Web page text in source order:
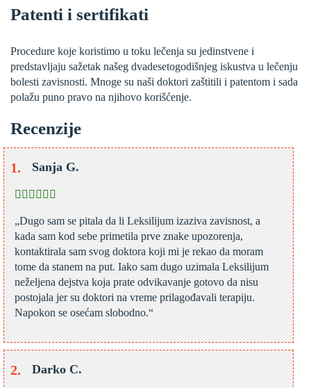
Patenti i sertifikati
Procedure koje koristimo u toku lečenja su jedinstvene i
predstavljaju sažetak našeg dvadesetogodišnjeg iskustva u lečenju
bolesti zavisnosti. Mnoge su naši doktori zaštitili i patentom i sada
polažu puno pravo na njihovo korišćenje.
Recenzije
Sanja G.
„Dugo sam se pitala da li Leksilijum izaziva zavisnost, a
kada sam kod sebe primetila prve znake upozorenja,
kontaktirala sam svog doktora koji mi je rekao da moram
tome da stanem na put. Iako sam dugo uzimala Leksilijum
neželjena dejstva koja prate odvikavanje gotovo da nisu
postojala jer su doktori na vreme prilagođavali terapiju.
Napokon se osećam slobodno.“
Darko C.